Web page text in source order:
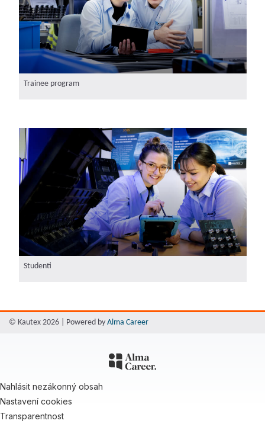
Trainee program
Studenti
© Kautex 2026 | Powered by Alma Career
Nahlásit nezákonný obsah
Nastavení cookies
Transparentnost